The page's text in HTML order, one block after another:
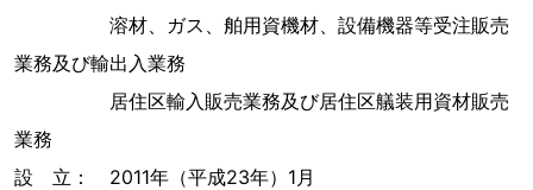
溶材、ガス、舶用資機材、設備機器等受注販売
業務及び輸出入業務
居住区輸入販売業務及び居住区艤装用資材販売
業務
設 立： 2011年（平成23年）1月